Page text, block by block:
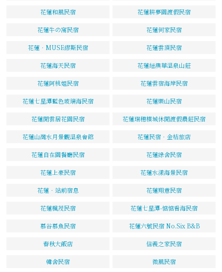
花蓮和風民宿 花蓮耕夢園渡假民宿
花蓮牛の窩民宿 花蓮何家民宿
花蓮‧MUSE繆斯民宿 花蓮雲頂民宿
花蓮海天民宿 花蓮紐澳華溫泉山莊
花蓮阿桃姐民宿 花蓮雲宿海岸民宿
花蓮七星潭藍色玻璃海民宿 花蓮樂山民宿
花蓮閒雲居花園民宿 花蓮瑞穗檳城休閒渡假農莊民宿
花蓮山灣水月景觀溫泉會館 花蓮民宿．金桔旅店
花蓮自在園餐廳民宿 花蓮綠舍民宿
花蓮上豪民宿 花蓮水漾海景民宿
花蓮‧站前宿息 花蓮翔意民宿
花蓮楓茂民宿 花蓮七星潭-惦惦看海民宿
慕谷慕魚民宿 花蓮六號民宿 No.Six B&B
春秋大飯店 信義之家民宿
韓舍民宿 微風民宿